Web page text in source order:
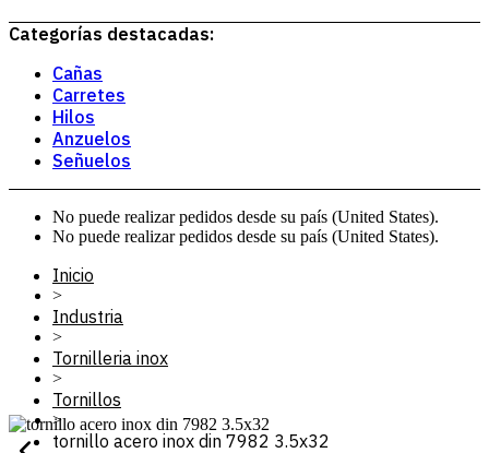
Categorías destacadas:
Cañas
Carretes
Hilos
Anzuelos
Señuelos
No puede realizar pedidos desde su país (United States).
No puede realizar pedidos desde su país (United States).
Inicio
>
Industria
>
Tornilleria inox
>
Tornillos
>
tornillo acero inox din 7982 3.5x32